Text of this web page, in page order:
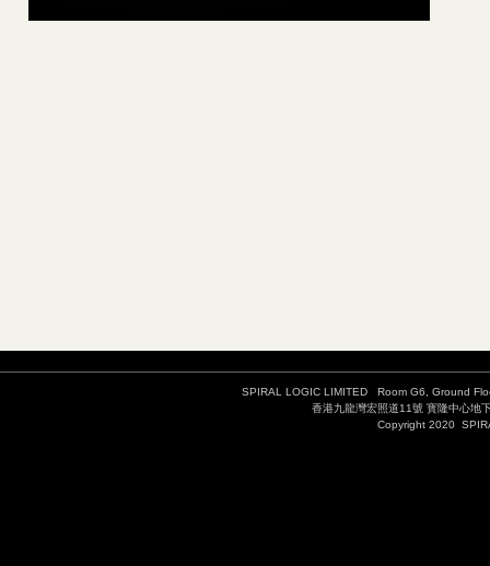
SPIRAL LOGIC LIMITED Room G6, Ground
香港九龍灣宏照道11號 寳隆中心
Copyright 2020